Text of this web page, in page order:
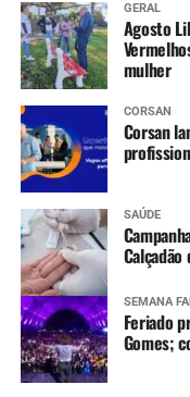
GERAL
Agosto
mulher
CORSAN
Corsan
SAÚDE
SEMANA
Feriado
Gomes;